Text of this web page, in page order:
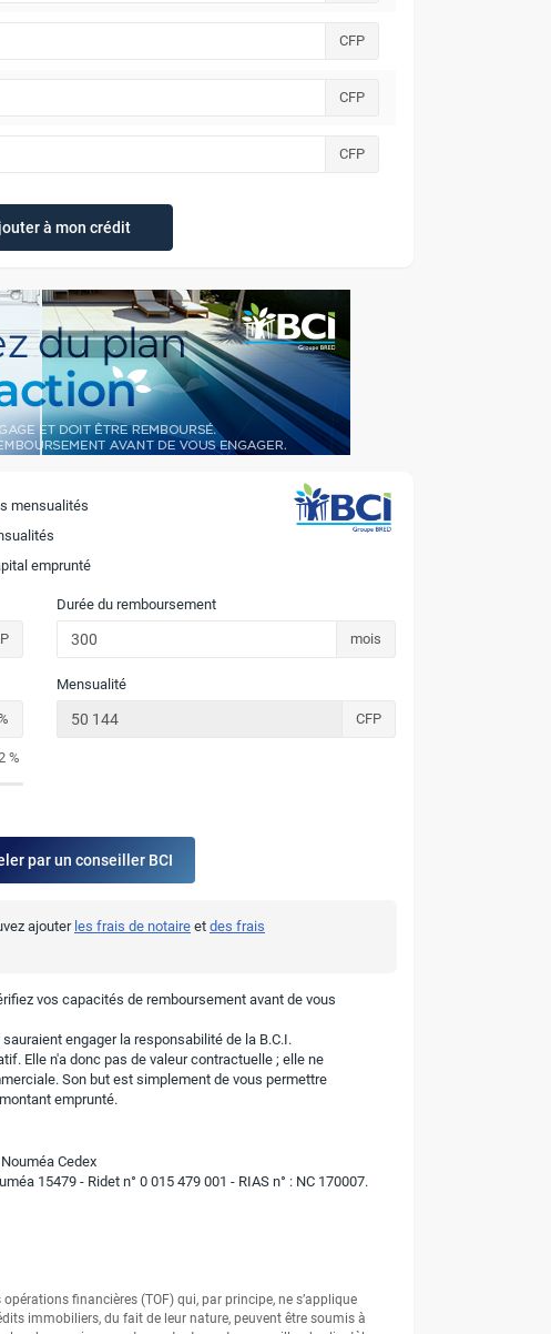
CFP
CFP
CFP
à mon crédit
mensualités
emprunté
%
Durée du remboursement
mois
Mensualité
CFP
par un conseiller BCI
ajouter les frais de notaire et des frais
vos capacités de remboursement avant de vous
engager la responsabilité de la B.C.I.
Elle n'a donc pas de valeur contractuelle ; elle ne
Son but est simplement de vous permettre
emprunté.
Cedex
15479 - Ridet n° 0 015 479 001 - RIAS n° : NC 170007.
financières (TOF) qui, par principe, ne s’applique
immobiliers, du fait de leur nature, peuvent être soumis à